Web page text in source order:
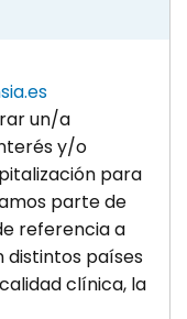
un/a
y/o
para
parte de
referencia a
distintos países
clínica, la